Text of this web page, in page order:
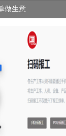
做生意